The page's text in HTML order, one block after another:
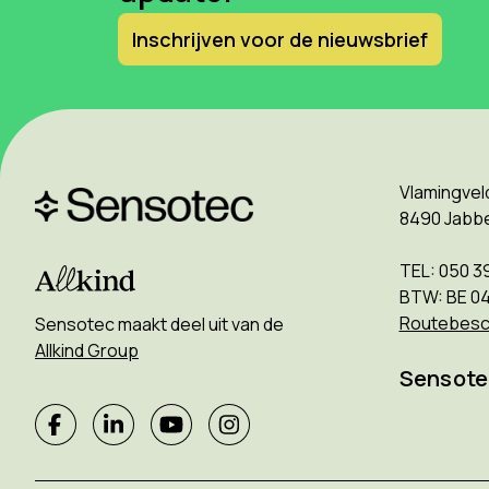
Inschrijven voor de nieuwsbrief
Sensotec maakt deel uit van de
Allkind Group
8490
TEL: 050
BTW: BE